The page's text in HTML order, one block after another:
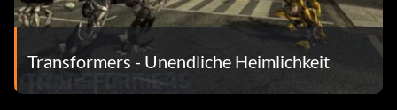
Transformers - Unendliche Heimlichkeit